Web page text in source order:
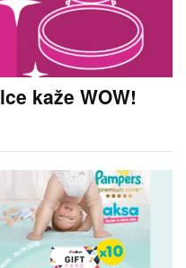
kaže WOW!